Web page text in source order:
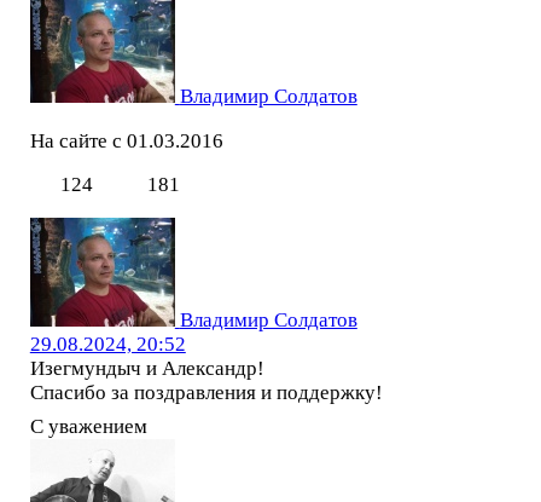
Владимир Солдатов
На сайте с 01.03.2016
124
181
Владимир Солдатов
29.08.2024, 20:52
Изегмундыч и Александр!
Спасибо за поздравления и поддержку!
С уважением